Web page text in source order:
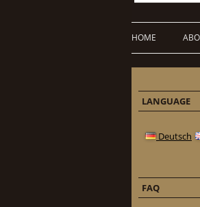
HOME
LANGUAGE
Deutsch
FAQ